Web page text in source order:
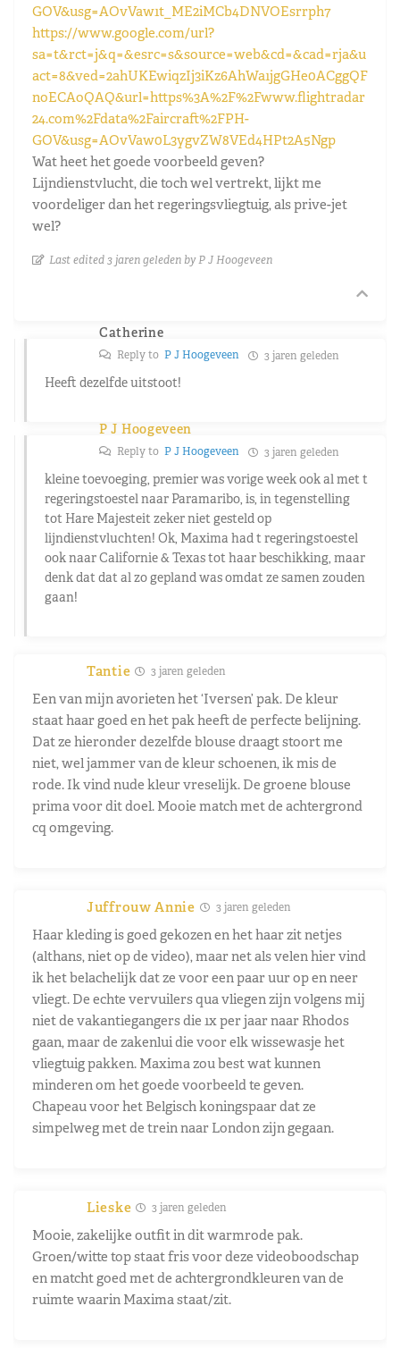
GOV&usg=AOvVaw1t_ME2iMCb4DNVOEsrrph7
https://www.google.com/url?
sa=t&rct=j&q=&esrc=s&source=web&cd=&cad=rja&u
act=8&ved=2ahUKEwiqzIj3iKz6AhWa1jgGHe0ACggQF
noECAoQAQ&url=https%3A%2F%2Fwww.flightradar
24.com%2Fdata%2Faircraft%2FPH-
GOV&usg=AOvVaw0L3ygvZW8VEd4HPt2A5Ngp
Wat heet het goede voorbeeld geven?
Lijndienstvlucht, die toch wel vertrekt, lijkt me
voordeliger dan het regeringsvliegtuig, als prive-jet
wel?
Last edited 3 jaren geleden by P J Hoogeveen
Catherine
Reply to P J Hoogeveen 3 jaren geleden
Heeft dezelfde uitstoot!
P J Hoogeveen
Reply to P J Hoogeveen 3 jaren geleden
kleine toevoeging, premier was vorige week ook al met t
regeringstoestel naar Paramaribo, is, in tegenstelling
tot Hare Majesteit zeker niet gesteld op
lijndienstvluchten! Ok, Maxima had t regeringstoestel
ook naar Californie & Texas tot haar beschikking, maar
denk dat dat al zo gepland was omdat ze samen zouden
gaan!
Tantie 3 jaren geleden
Een van mijn avorieten het ‘Iversen’ pak. De kleur
staat haar goed en het pak heeft de perfecte belijning.
Dat ze hieronder dezelfde blouse draagt stoort me
niet, wel jammer van de kleur schoenen, ik mis de
rode. Ik vind nude kleur vreselijk. De groene blouse
prima voor dit doel. Mooie match met de achtergrond
cq omgeving.
Juffrouw Annie 3 jaren geleden
Haar kleding is goed gekozen en het haar zit netjes
(althans, niet op de video), maar net als velen hier vind
ik het belachelijk dat ze voor een paar uur op en neer
vliegt. De echte vervuilers qua vliegen zijn volgens mij
niet de vakantiegangers die 1x per jaar naar Rhodos
gaan, maar de zakenlui die voor elk wissewasje het
vliegtuig pakken. Maxima zou best wat kunnen
minderen om het goede voorbeeld te geven.
Chapeau voor het Belgisch koningspaar dat ze
simpelweg met de trein naar London zijn gegaan.
Lieske 3 jaren geleden
Mooie, zakelijke outfit in dit warmrode pak.
Groen/witte top staat fris voor deze videoboodschap
en matcht goed met de achtergrondkleuren van de
ruimte waarin Maxima staat/zit.